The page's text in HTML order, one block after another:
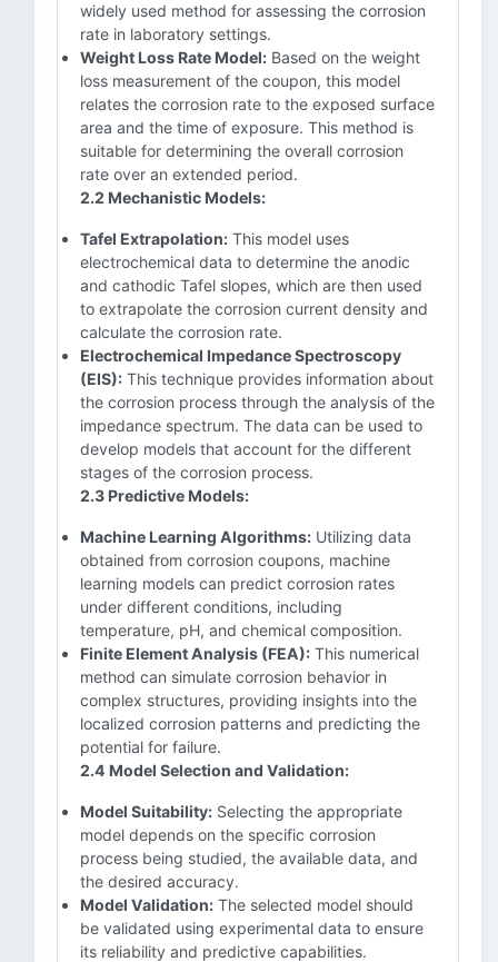
widely used method for assessing the corrosion
rate in laboratory settings.
Weight Loss Rate Model: Based on the weight
loss measurement of the coupon, this model
relates the corrosion rate to the exposed surface
area and the time of exposure. This method is
suitable for determining the overall corrosion
rate over an extended period.
2.2 Mechanistic Models:
Tafel Extrapolation: This model uses
electrochemical data to determine the anodic
and cathodic Tafel slopes, which are then used
to extrapolate the corrosion current density and
calculate the corrosion rate.
Electrochemical Impedance Spectroscopy
(EIS): This technique provides information about
the corrosion process through the analysis of the
impedance spectrum. The data can be used to
develop models that account for the different
stages of the corrosion process.
2.3 Predictive Models:
Machine Learning Algorithms: Utilizing data
obtained from corrosion coupons, machine
learning models can predict corrosion rates
under different conditions, including
temperature, pH, and chemical composition.
Finite Element Analysis (FEA): This numerical
method can simulate corrosion behavior in
complex structures, providing insights into the
localized corrosion patterns and predicting the
potential for failure.
2.4 Model Selection and Validation:
Model Suitability: Selecting the appropriate
model depends on the specific corrosion
process being studied, the available data, and
the desired accuracy.
Model Validation: The selected model should
be validated using experimental data to ensure
its reliability and predictive capabilities.